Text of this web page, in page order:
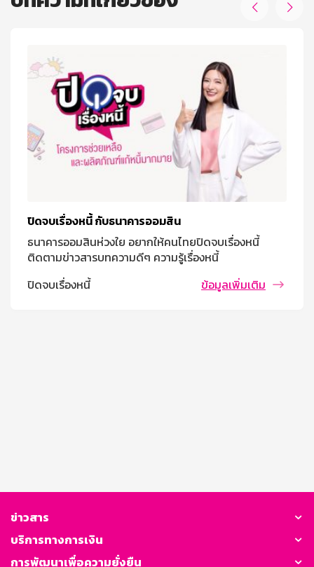
ปิดจบเรื่องหนี้ กับธนาคารออมสิน
ธนาคารออมสินห่วงใย อยากให้คนไทยปิดจบเรื่องหนี้
ติดตามข่าวสารบทความดีๆ ความรู้เรื่องหนี้
ปิดจบเรื่องหนี้
ข้อมูลเพิ่มเติม
 
ข่าวสาร
บริการทางการเงิน
การพัฒนาเพื่อความยั่งยืน